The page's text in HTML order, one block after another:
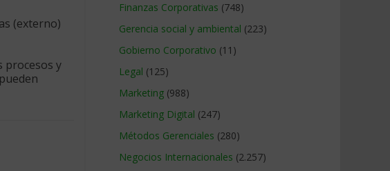
(externo)
procesos y
Finanzas Corporativas (748)
Gerencia social y ambiental (223)
Gobierno Corporativo (11)
Legal (125)
Marketing (988)
Marketing Digital (247)
Métodos Gerenciales (280)
Negocios Internacionales (2.257)